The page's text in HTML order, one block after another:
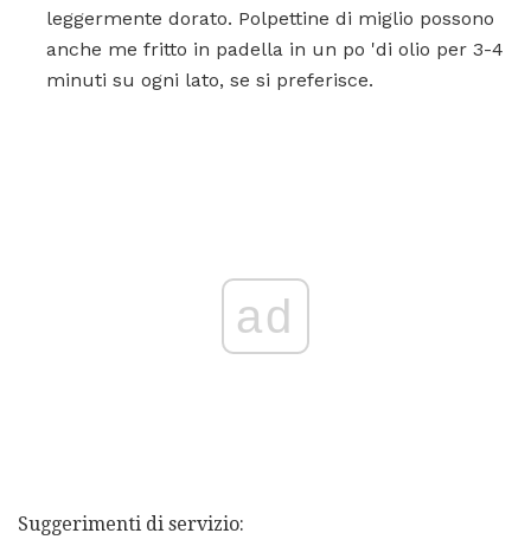
leggermente dorato. Polpettine di miglio possono
anche me fritto in padella in un po 'di olio per 3-4
minuti su ogni lato, se si preferisce.
ad
Suggerimenti di servizio: